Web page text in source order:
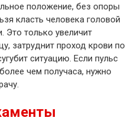
положение, без опоры
класть человека головой
Это только увеличит
затруднит проход крови по
ситуацию. Если пульс
чем получаса, нужно